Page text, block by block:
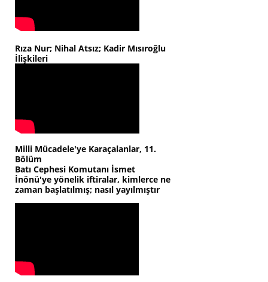
Rıza Nur; Nihal Atsız; Kadir Mısıroğlu
İlişkileri
Milli Mücadele'ye Karaçalanlar, 11.
Bölüm
Batı Cephesi Komutanı İsmet
İnönü'ye yönelik iftiralar, kimlerce ne
zaman başlatılmış; nasıl yayılmıştır